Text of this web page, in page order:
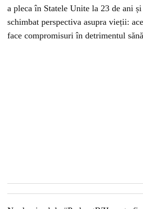
a pleca în Statele Unite la 23 de ani
schimbat perspectiva asupra vieții:
face compromisuri în detrimentul